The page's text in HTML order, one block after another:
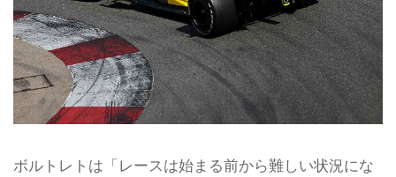
ボルトレトは「レースは始まる前から難しい状況にな